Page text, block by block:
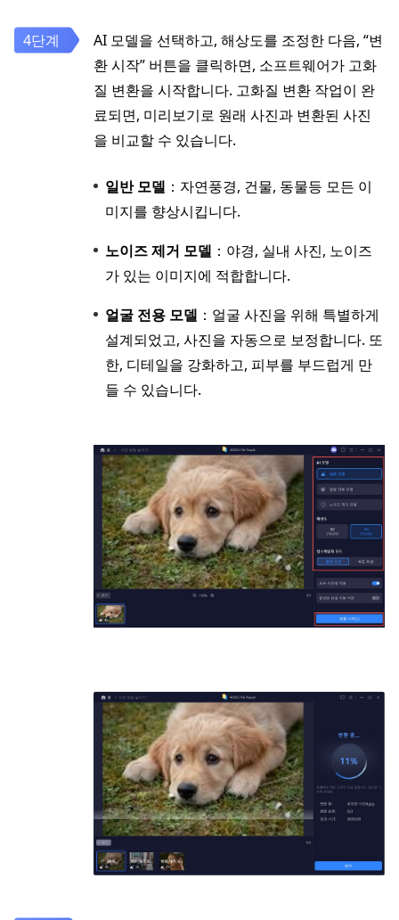
AI 모델을 선택하고, 해상도를 조정한 다음, “변
환 시작” 버튼을 클릭하면, 소프트웨어가 고화
질 변환을 시작합니다. 고화질 변환 작업이 완
료되면, 미리보기로 원래 사진과 변환된 사진
을 비교할 수 있습니다.
일반 모델 ：자연풍경, 건물, 동물등 모든 이
미지를 향상시킵니다.
노이즈 제거 모델 ：야경, 실내 사진, 노이즈
가 있는 이미지에 적합합니다.
얼굴 전용 모델 ：얼굴 사진을 위해 특별하게
설계되었고, 사진을 자동으로 보정합니다. 또
한, 디테일을 강화하고, 피부를 부드럽게 만
들 수 있습니다.